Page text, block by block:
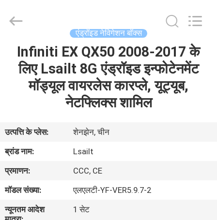
उत्पादों
हमारे
कारखाना
Electron
Co.,Ltd.
Reserved.
एंड्रॉइड नेविगेशन बॉक्स
Infiniti EX QX50 2008-2017 के
लिए Lsailt 8G एंड्रॉइड इन्फोटेनमेंट
मॉड्यूल वायरलेस कारप्ले, यूट्यूब,
नेटफ्लिक्स शामिल
उत्पत्ति के प्लेस:
शेनझेन, चीन
ब्रांड नाम:
Lsailt
प्रमाणन:
CCC, CE
मॉडल संख्या:
एलएलटी-YF-VER5.9.7-2
न्यूनतम आदेश
1 सेट